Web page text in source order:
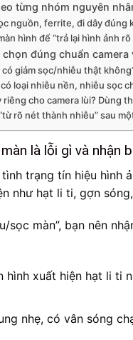
từng nhóm nguyên
nguồn, ferrite, đi dây đúng
hình để “trả lại hình ảnh rõ
đúng chuẩn
có giảm sọc/nhiễu thật
loại nhiễu nền, nhiễu sọc
cho camera lùi? Dùng
rõ nét thành nhiễu” sau
là lỗi gì và nhận
tình trạng tín hiệu hình
như hạt li ti, gợn
sọc màn”, bạn nên
hình xuất hiện hạt li ti
nhẹ, có vân sóng